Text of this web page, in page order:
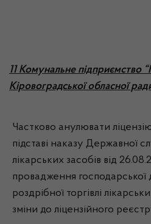
11 Комунальне підприємство
Кіровоградської обласної
Частково анулювати
підставі наказу Державної
лікарських засобів від
провадження господарської
роздрібної торгівлі
зміни до ліцензійного